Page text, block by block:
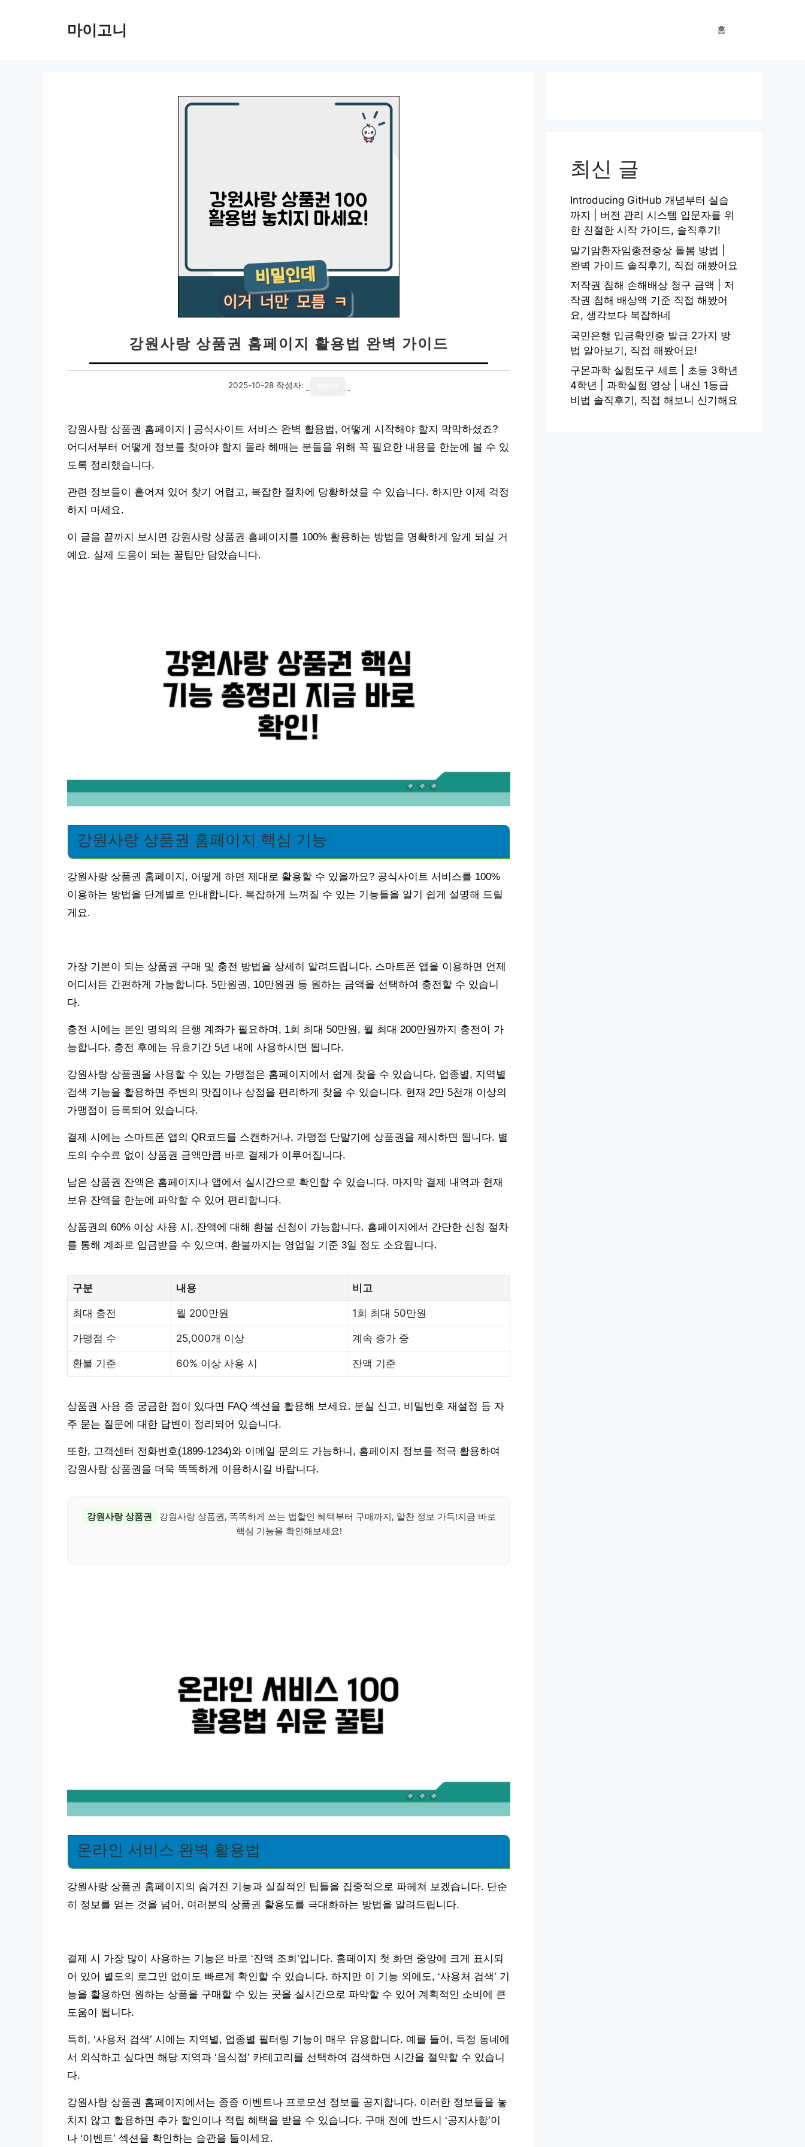
마이고니 홈
강원사랑 상품권 홈페이지 활용법 완벽 가이드
2025-10-28 작성자:
강원사랑 상품권 홈페이지 | 공식사이트 서비스 완벽 활용법, 어떻게 시작해야 할지 막막하셨죠?
어디서부터 어떻게 정보를 찾아야 할지 몰라 헤매는 분들을 위해 꼭 필요한 내용을 한눈에 볼 수 있
도록 정리했습니다.
관련 정보들이 흩어져 있어 찾기 어렵고, 복잡한 절차에 당황하셨을 수 있습니다. 하지만 이제 걱정
하지 마세요.
이 글을 끝까지 보시면 강원사랑 상품권 홈페이지를 100% 활용하는 방법을 명확하게 알게 되실 거
예요. 실제 도움이 되는 꿀팁만 담았습니다.
강원사랑 상품권 홈페이지 핵심 기능
강원사랑 상품권 홈페이지, 어떻게 하면 제대로 활용할 수 있을까요? 공식사이트 서비스를 100%
이용하는 방법을 단계별로 안내합니다. 복잡하게 느껴질 수 있는 기능들을 알기 쉽게 설명해 드릴
게요.
가장 기본이 되는 상품권 구매 및 충전 방법을 상세히 알려드립니다. 스마트폰 앱을 이용하면 언제
어디서든 간편하게 가능합니다. 5만원권, 10만원권 등 원하는 금액을 선택하여 충전할 수 있습니
다.
충전 시에는 본인 명의의 은행 계좌가 필요하며, 1회 최대 50만원, 월 최대 200만원까지 충전이 가
능합니다. 충전 후에는 유효기간 5년 내에 사용하시면 됩니다.
강원사랑 상품권을 사용할 수 있는 가맹점은 홈페이지에서 쉽게 찾을 수 있습니다. 업종별, 지역별
검색 기능을 활용하면 주변의 맛집이나 상점을 편리하게 찾을 수 있습니다. 현재 2만 5천개 이상의
가맹점이 등록되어 있습니다.
결제 시에는 스마트폰 앱의 QR코드를 스캔하거나, 가맹점 단말기에 상품권을 제시하면 됩니다. 별
도의 수수료 없이 상품권 금액만큼 바로 결제가 이루어집니다.
남은 상품권 잔액은 홈페이지나 앱에서 실시간으로 확인할 수 있습니다. 마지막 결제 내역과 현재
보유 잔액을 한눈에 파악할 수 있어 편리합니다.
상품권의 60% 이상 사용 시, 잔액에 대해 환불 신청이 가능합니다. 홈페이지에서 간단한 신청 절차
를 통해 계좌로 입금받을 수 있으며, 환불까지는 영업일 기준 3일 정도 소요됩니다.
구분 내용 비고
최대 충전 월 200만원 1회 최대 50만원
가맹점 수 25,000개 이상 계속 증가 중
환불 기준 60% 이상 사용 시 잔액 기준
상품권 사용 중 궁금한 점이 있다면 FAQ 섹션을 활용해 보세요. 분실 신고, 비밀번호 재설정 등 자
주 묻는 질문에 대한 답변이 정리되어 있습니다.
또한, 고객센터 전화번호(1899-1234)와 이메일 문의도 가능하니, 홈페이지 정보를 적극 활용하여
강원사랑 상품권을 더욱 똑똑하게 이용하시길 바랍니다.
강원사랑 상품권
강원사랑 상품권, 똑똑하게 쓰는 법할인 혜택부터 구매까지, 알찬 정보 가득!지금 바로
핵심 기능을 확인해보세요!
온라인 서비스 완벽 활용법
강원사랑 상품권 홈페이지의 숨겨진 기능과 실질적인 팁들을 집중적으로 파헤쳐 보겠습니다. 단순
히 정보를 얻는 것을 넘어, 여러분의 상품권 활용도를 극대화하는 방법을 알려드립니다.
결제 시 가장 많이 사용하는 기능은 바로 ‘잔액 조회’입니다. 홈페이지 첫 화면 중앙에 크게 표시되
어 있어 별도의 로그인 없이도 빠르게 확인할 수 있습니다. 하지만 이 기능 외에도, ‘사용처 검색’ 기
능을 활용하면 원하는 상품을 구매할 수 있는 곳을 실시간으로 파악할 수 있어 계획적인 소비에 큰
도움이 됩니다.
특히, ‘사용처 검색’ 시에는 지역별, 업종별 필터링 기능이 매우 유용합니다. 예를 들어, 특정 동네에
서 외식하고 싶다면 해당 지역과 ‘음식점’ 카테고리를 선택하여 검색하면 시간을 절약할 수 있습니
다.
강원사랑 상품권 홈페이지에서는 종종 이벤트나 프로모션 정보를 공지합니다. 이러한 정보들을 놓
치지 않고 활용하면 추가 할인이나 적립 혜택을 받을 수 있습니다. 구매 전에 반드시 ‘공지사항’이
나 ‘이벤트’ 섹션을 확인하는 습관을 들이세요.
최신 글
Introducing GitHub 개념부터 실습
까지 | 버전 관리 시스템 입문자를 위
한 친절한 시작 가이드, 솔직후기!
말기암환자임종전증상 돌봄 방법 |
완벽 가이드 솔직후기, 직접 해봤어요
저작권 침해 손해배상 청구 금액 | 저
작권 침해 배상액 기준 직접 해봤어
요, 생각보다 복잡하네
국민은행 입금확인증 발급 2가지 방
법 알아보기, 직접 해봤어요!
구몬과학 실험도구 세트 | 초등 3학년
4학년 | 과학실험 영상 | 내신 1등급
비법 솔직후기, 직접 해보니 신기해요